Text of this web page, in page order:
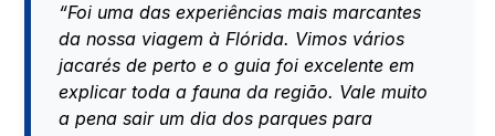
“Foi uma das experiências mais marcantes
da nossa viagem à Flórida. Vimos vários
jacarés de perto e o guia foi excelente em
explicar toda a fauna da região. Vale muito
a pena sair um dia dos parques para